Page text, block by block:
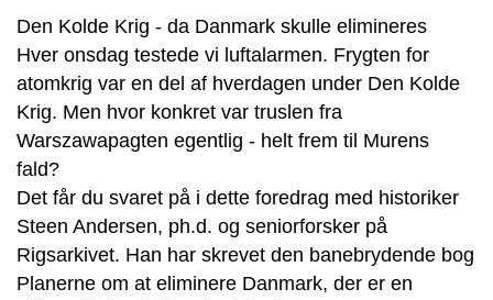
Den Kolde Krig - da Danmark skulle elimineres
Hver onsdag testede vi luftalarmen. Frygten for
atomkrig var en del af hverdagen under Den Kolde
Krig. Men hvor konkret var truslen fra
Warszawapagten egentlig - helt frem til Murens
fald?
Det får du svaret på i dette foredrag med historiker
Steen Andersen, ph.d. og seniorforsker på
Rigsarkivet. Han har skrevet den banebrydende bog
Planerne om at eliminere Danmark, der er en